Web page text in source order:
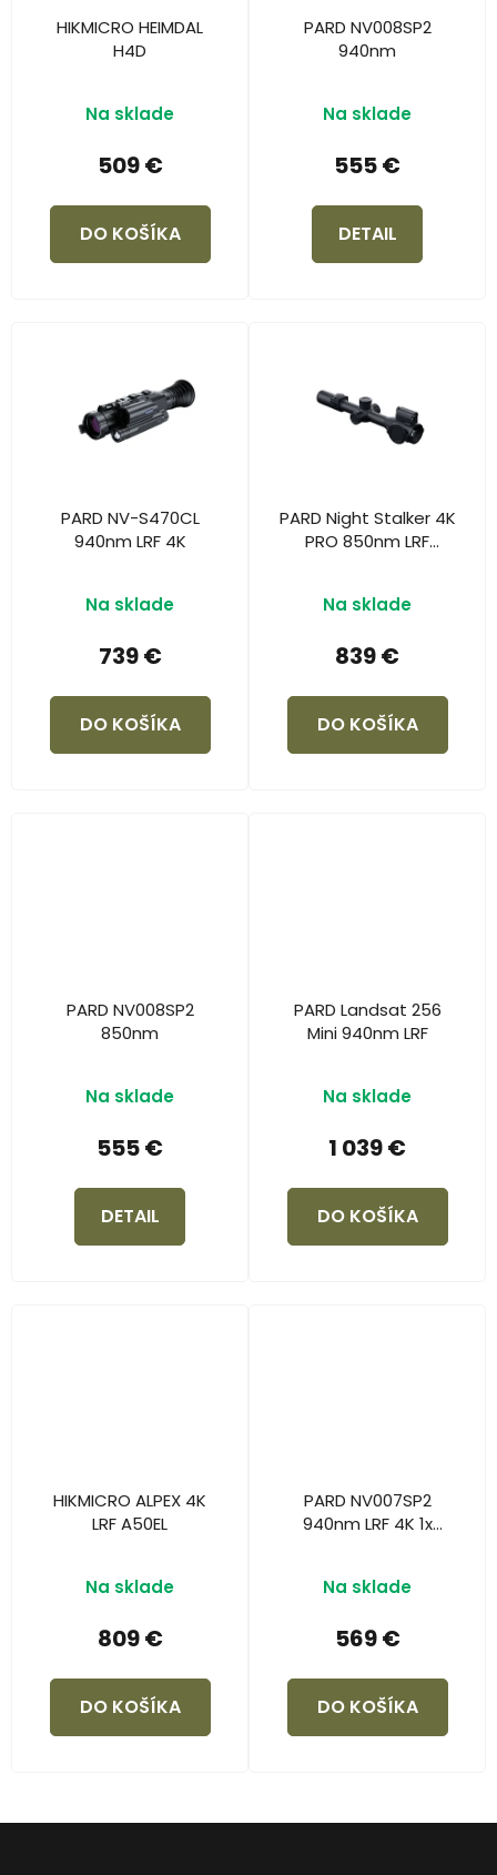
HIKMICRO HEIMDAL
H4D
Na sklade
509 €
DO KOŠÍKA
PARD NV008SP2
940nm
Na sklade
555 €
DETAIL
PARD NV-S470CL
940nm LRF 4K
Na sklade
739 €
DO KOŠÍKA
PARD Night Stalker 4K
PRO 850nm LRF
Na sklade
839 €
DO KOŠÍKA
PARD NV008SP2
850nm
Na sklade
555 €
DETAIL
PARD Landsat 256
Mini 940nm LRF
Na sklade
1 039 €
DO KOŠÍKA
HIKMICRO ALPEX 4K
LRF A50EL
Na sklade
809 €
DO KOŠÍKA
PARD NV007SP2
940nm LRF 4K 1x
Na sklade
569 €
DO KOŠÍKA
Z